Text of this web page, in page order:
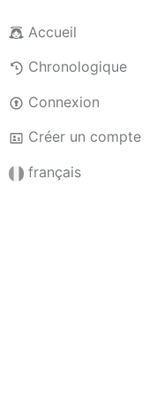
Accueil
Chronologique
Connexion
Créer un compte
français